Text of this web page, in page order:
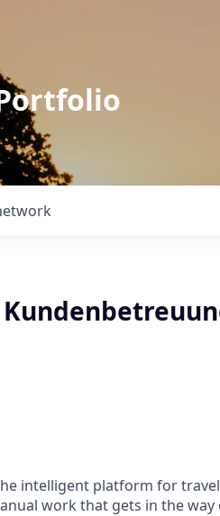
intelligent platform for
work that gets in the